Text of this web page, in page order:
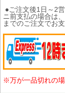
●ご注文後1日～2
ニ前支払の場合は
までのご注文でお
※万が一品切れの場